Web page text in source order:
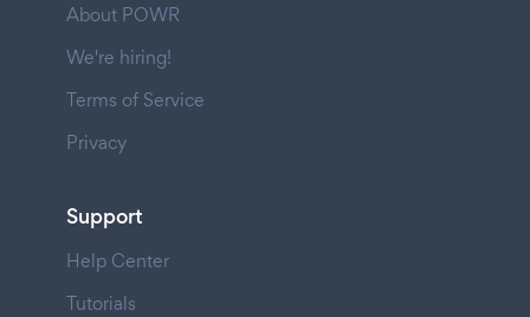
About POWR
We're hiring!
Terms of Service
Privacy
Support
Help Center
Tutorials